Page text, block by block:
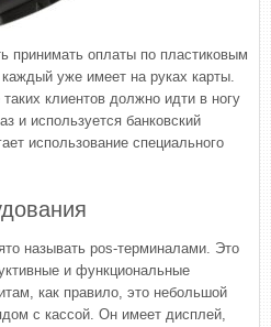
принимать оплаты по пластиковым
уже имеет на руках карты.
клиентов должно идти в ногу
и используется банковский
использование специального
называть pos-терминалами. Это
и функциональные
как правило, это небольшой
с кассой. Он имеет дисплей,